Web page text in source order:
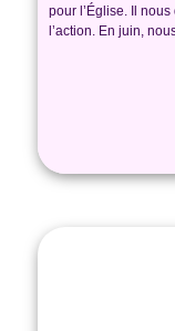
pour l’Église. Il
l’action. En juin,